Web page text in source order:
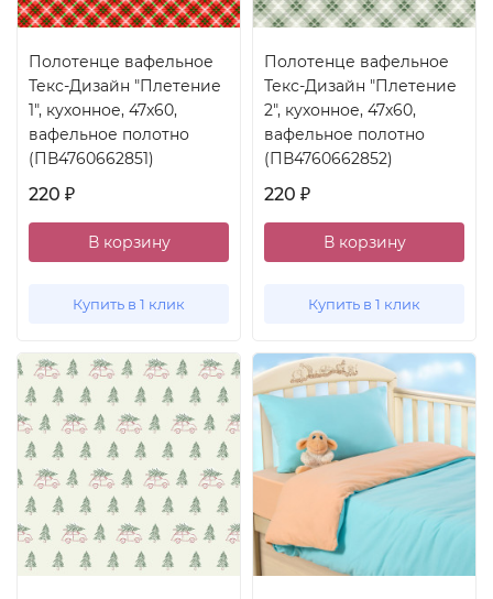
Полотенце вафельное
Текс-Дизайн "Плетение
1", кухонное, 47x60,
вафельное полотно
(ПВ4760662851)
220 ₽
В корзину
Купить в 1 клик
Полотенце вафельное
Текс-Дизайн "Плетение
2", кухонное, 47x60,
вафельное полотно
(ПВ4760662852)
220 ₽
В корзину
Купить в 1 клик